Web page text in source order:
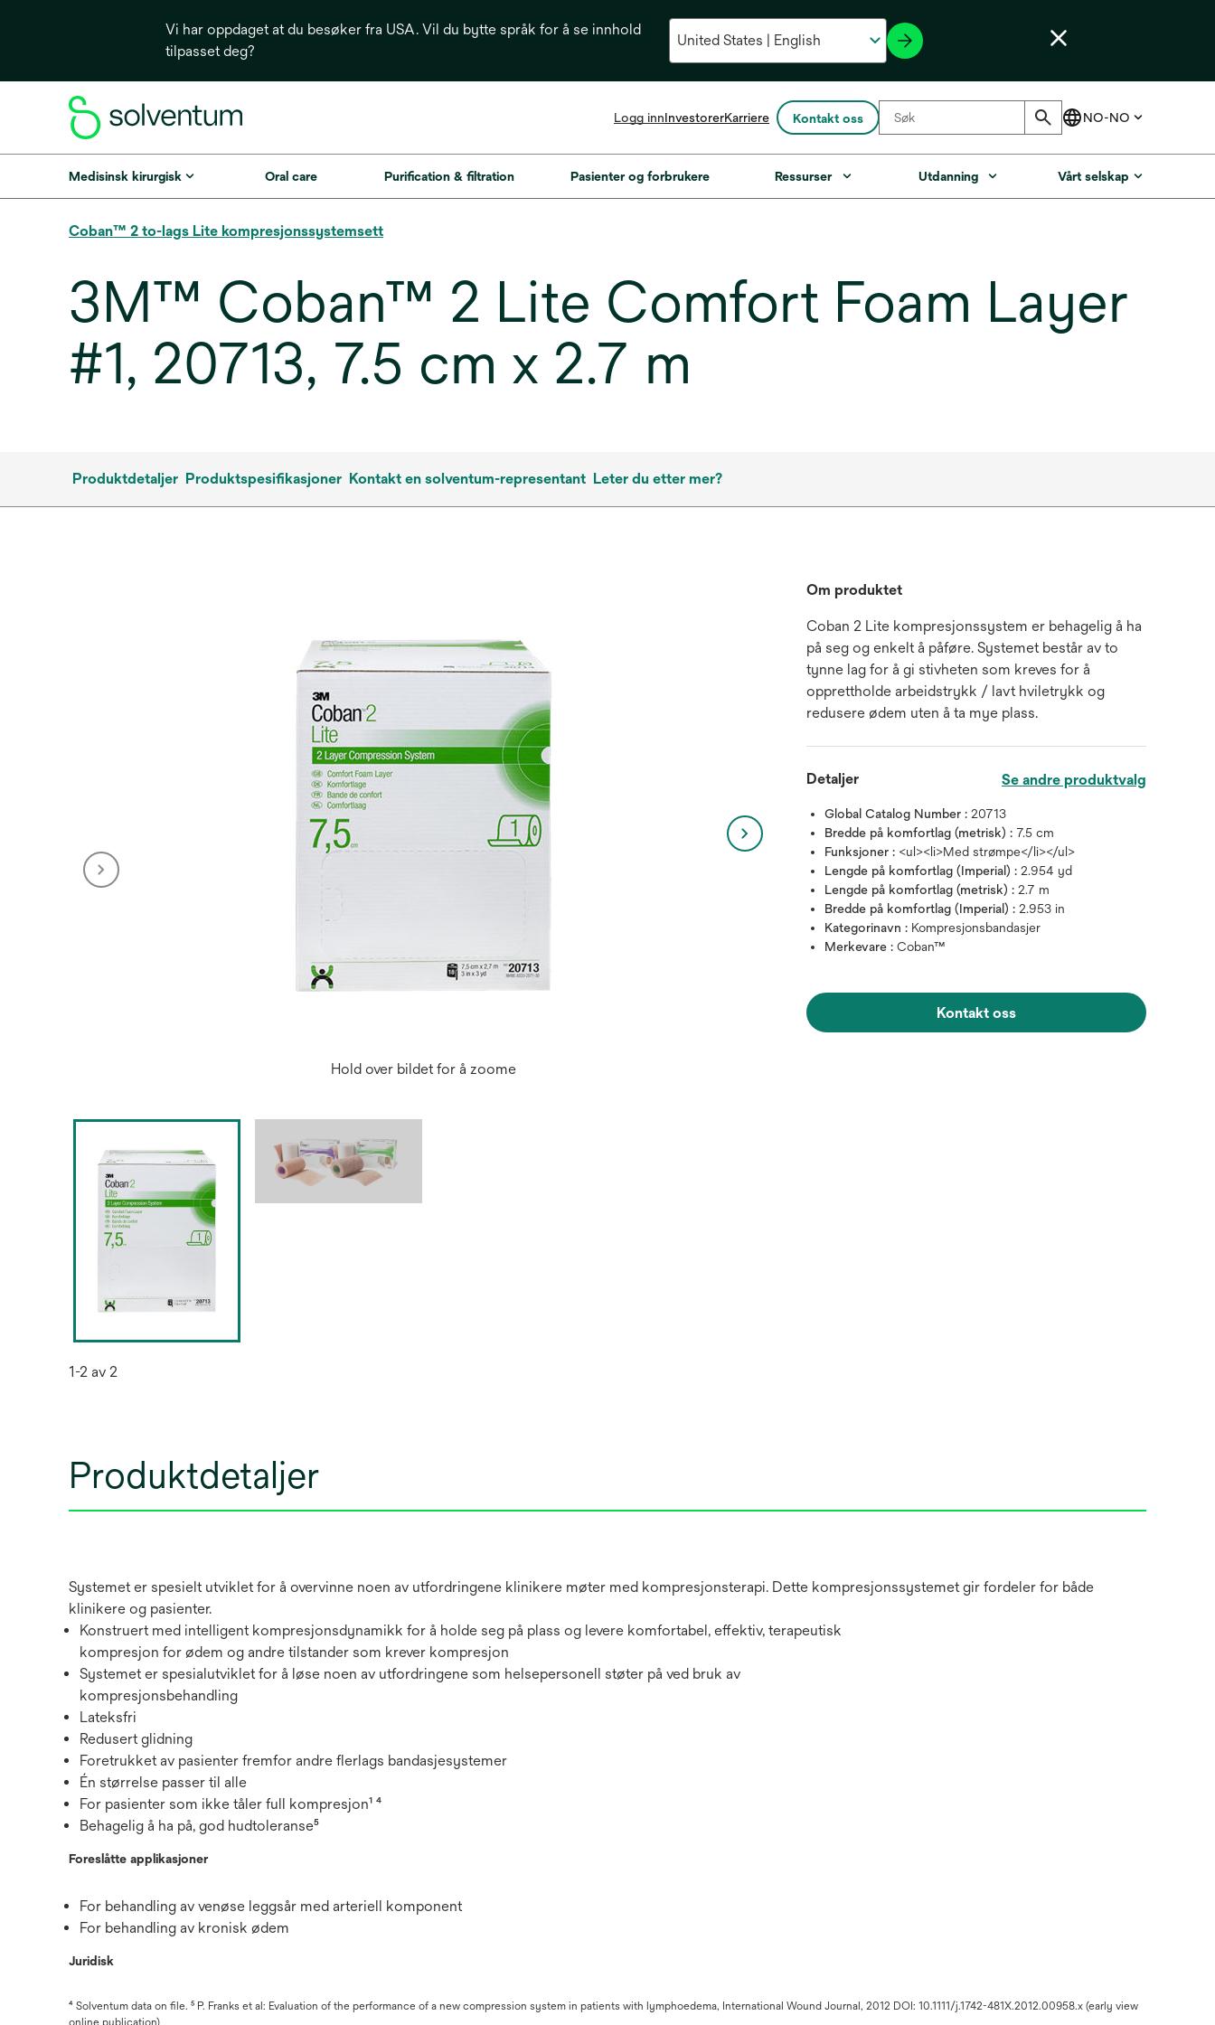
Vi har oppdaget at du besøker fra USA. Vil du bytte språk for å se innhold
tilpasset deg?
Logg innInvestoreropens
a
Karriere Kontakt oss
Medisinsk kirurgisk Oral care Purification & filtration Pasienter og forbrukere Ressurser Utdanning Vårt selskap
Coban™ 2 to-lags Lite kompresjonssystemsett
3M™ Coban™ 2 Lite Comfort Foam Layer
#1, 20713, 7.5 cm x 2.7 m
Produktdetaljer Produktspesifikasjoner Kontakt en solventum-representant Leter du etter mer?
Hold over bildet for å zoome
1-2 av 2
Om produktet
Coban 2 Lite kompresjonssystem er behagelig å ha
på seg og enkelt å påføre. Systemet består av to
tynne lag for å gi stivheten som kreves for å
opprettholde arbeidstrykk / lavt hviletrykk og
redusere ødem uten å ta mye plass.
Detaljer Se andre produktvalg
Global Catalog Number :20713
Bredde på komfortlag (metrisk) : 7.5 cm
Funksjoner : <ul><li>Med strømpe</li></ul>
Lengde på komfortlag (Imperial) :2.954 yd
Lengde på komfortlag (metrisk) :2.7 m
Bredde på komfortlag (Imperial) :2.953 in
Kategorinavn : Kompresjonsbandasjer
Merkevare :Coban™
Kontakt oss
Produktdetaljer
Systemet er spesielt utviklet for å overvinne noen av utfordringene klinikere møter med kompresjonsterapi. Dette kompresjonssystemet gir fordeler for både
klinikere og pasienter.
Konstruert med intelligent kompresjonsdynamikk for å holde seg på plass og levere komfortabel, effektiv, terapeutisk
kompresjon for ødem og andre tilstander som krever kompresjon
Systemet er spesialutviklet for å løse noen av utfordringene som helsepersonell støter på ved bruk av
kompresjonsbehandling
Lateksfri
Redusert glidning
Foretrukket av pasienter fremfor andre flerlags bandasjesystemer
Én størrelse passer til alle
For pasienter som ikke tåler full kompresjon¹ ⁴
Behagelig å ha på, god hudtoleranse⁵
Foreslåtte applikasjoner
For behandling av venøse leggsår med arteriell komponent
For behandling av kronisk ødem
Juridisk
⁴ Solventum data on file. ⁵ P. Franks et al: Evaluation of the performance of a new compression system in patients with lymphoedema, International Wound Journal, 2012 DOI: 10.1111/j.1742-481X.2012.00958.x (early view